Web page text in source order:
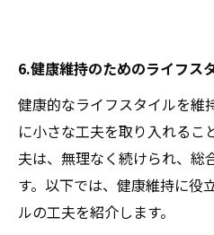
6.健康維持のためのライフス
健康的なライフスタイルを維
に小さな工夫を取り入れるこ
夫は、無理なく続けられ、総
す。以下では、健康維持に役
ルの工夫を紹介します。